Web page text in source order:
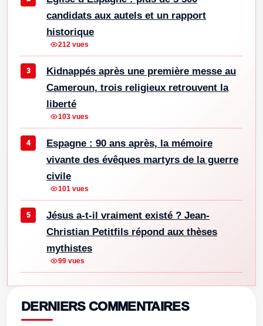
candidats aux autels et un rapport
historique
212 vues
Kidnappés après une première messe au
Cameroun, trois religieux retrouvent la
liberté
103 vues
Espagne : 90 ans après, la mémoire
vivante des évêques martyrs de la guerre
civile
101 vues
Jésus a-t-il vraiment existé ? Jean-
Christian Petitfils répond aux thèses
mythistes
99 vues
DERNIERS COMMENTAIRES